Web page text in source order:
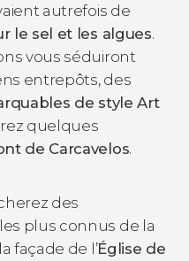
autrefois de
le sel et les algues.
vous séduiront
entrepôts, des
de style Art
quelques
de Carcavelos.
des
plus connus de la
façade de l’Église de